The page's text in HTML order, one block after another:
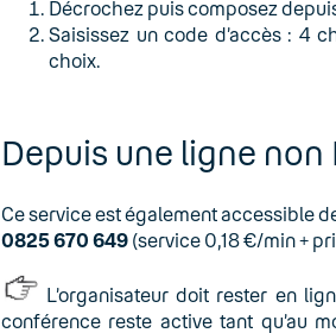
Décrochez puis composez
Saisissez un code d’accès : 4
choix.
Depuis une ligne non
Ce service est également accessible
0825 670 649(service 0,18 €/min +
L’organisateur doit rester en
conférence reste active tant qu’au